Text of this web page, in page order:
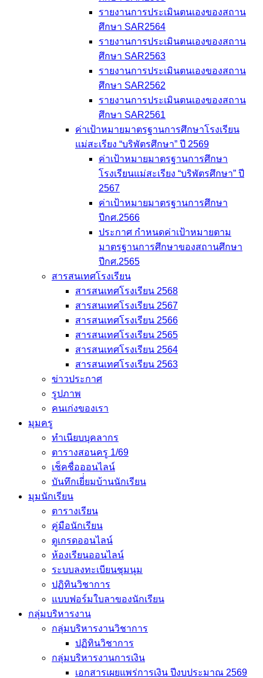
รายงานการประเมินตนเองของสถาน
ศึกษา SAR2564
รายงานการประเมินตนเองของสถาน
ศึกษา SAR2563
รายงานการประเมินตนเองของสถาน
ศึกษา SAR2562
รายงานการประเมินตนเองของสถาน
ศึกษา SAR2561
ค่าเป้าหมายมาตรฐานการศึกษาโรงเรียน
แม่สะเรียง “บริพัตรศึกษา” ปี 2569
ค่าเป้าหมายมาตรฐานการศึกษา
โรงเรียนแม่สะเรียง “บริพัตรศึกษา” ปี
2567
ค่าเป้าหมายมาตรฐานการศึกษา
ปีกศ.2566
ประกาศ กำหนดค่าเป้าหมายตาม
มาตรฐานการศึกษาของสถานศึกษา
ปีกศ.2565
สารสนเทศโรงเรียน
สารสนเทศโรงเรียน 2568
สารสนเทศโรงเรียน 2567
สารสนเทศโรงเรียน 2566
สารสนเทศโรงเรียน 2565
สารสนเทศโรงเรียน 2564
สารสนเทศโรงเรียน 2563
ข่าวประกาศ
รูปภาพ
คนเก่งของเรา
มุมครู
ทำเนียบบุคลากร
ตารางสอนครู 1/69
เช็คชื่อออนไลน์
บันทึกเยี่่ยมบ้านนักเรียน
มุมนักเรียน
ตารางเรียน
คู่มือนักเรียน
ดูเกรดออนไลน์
ห้องเรียนออนไลน์
ระบบลงทะเบียนชุมนุม
ปฏิทินวิชาการ
แบบฟอร์มใบลาของนักเรียน
กลุ่มบริหารงาน
กลุ่มบริหารงานวิชาการ
ปฏิทินวิชาการ
กลุ่มบริหารงานการเงิน
เอกสารเผยแพร่การเงิน ปีงบประมาณ 2569